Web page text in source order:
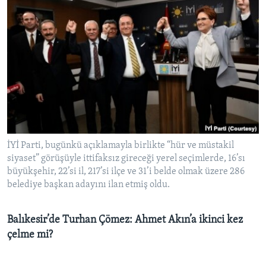
İYİ Parti, bugünkü açıklamayla birlikte “hür ve müstakil
siyaset” görüşüyle ittifaksız gireceği yerel seçimlerde, 16’sı
büyükşehir, 22’si il, 217’si ilçe ve 31’i belde olmak üzere 286
belediye başkan adayını ilan etmiş oldu.
Balıkesir’de Turhan Çömez: Ahmet Akın’a ikinci kez
çelme mi?